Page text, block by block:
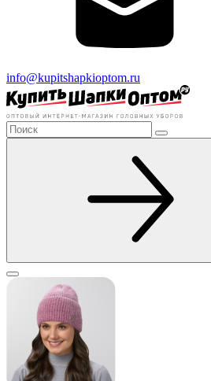
info@kupitshapkioptom.ru